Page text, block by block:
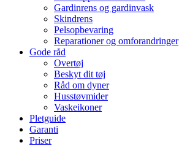
Gardinrens og gardinvask
Skindrens
Pelsopbevaring
Reparationer og omforandringer
Gode råd
Overtøj
Beskyt dit tøj
Råd om dyner
Husstøvmider
Vaskeikoner
Pletguide
Garanti
Priser